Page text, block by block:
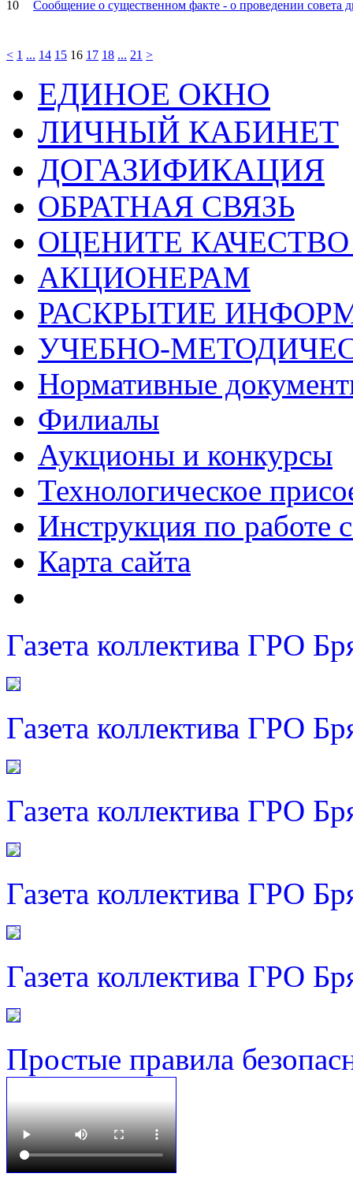
10 Сообщение о существенном факте - о проведении совета
< 1 ... 14 15 16 17 18 ... 21 >
ЕДИНОЕ ОКНО
ЛИЧНЫЙ КАБИНЕТ
ДОГАЗИФИКАЦИЯ
ОБРАТНАЯ СВЯЗЬ
ОЦЕНИТЕ
АКЦИОНЕРАМ
РАСКРЫТИЕ
УЧЕБНО-
Нормативные
Филиалы
Аукционы и конкурсы
Технологическое
Инструкция по работе
Карта сайта
Газета коллектива ГРО
Газета коллектива ГРО
Газета коллектива ГРО
Газета коллектива ГРО
Газета коллектива ГРО
Простые правила